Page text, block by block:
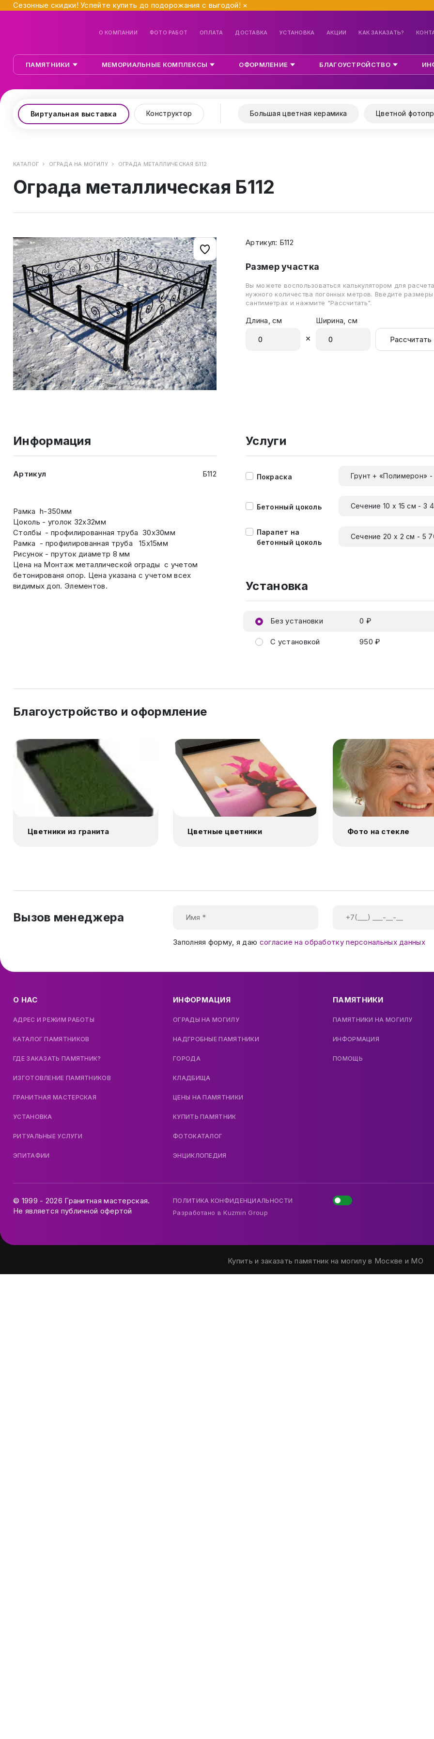
Сезонные скидки! Успейте купить до подорожания с выгодой! ×
О КОМПАНИИ ФОТО РАБОТ ОПЛАТА ДОСТАВКА УСТАНОВКА АКЦИИ КАК ЗАКАЗАТЬ?
ПАМЯТНИКИ МЕМОРИАЛЬНЫЕ КОМПЛЕКСЫ ОФОРМЛЕНИЕ БЛАГОУСТРОЙСТВО
Виртуальная выставка Конструктор Большая цветная керамика Цветной
КАТАЛОГ ОГРАДА НА МОГИЛУ ОГРАДА МЕТАЛЛИЧЕСКАЯ Б112
Ограда металлическая Б112
Артикул: Б112
Размер участка
Вы можете воспользоваться калькулятором для расчета
нужного количества погонных метров. Введите
сантиметрах и нажмите "Рассчитать".
Длина, см
×
Ширина, см
Рассчитать
Информация
Артикул Б112
Рамка h-350мм
Цоколь - уголок 32х32мм
Столбы - профилированная труба 30х30мм
Рамка - профилированная труба 15х15мм
Рисунок - пруток диаметр 8 мм
Цена на Монтаж металлической ограды с учетом
бетонированя опор. Цена указана с учетом всех
видимых доп. Элементов.
Услуги
Покраска Грунт + «Полимерон»
Бетонный цоколь Сечение 10 х 15 см - 3
Парапет на
бетонный цоколь
Сечение 20 х 2 см - 5
Установка
Без установки 0 ₽
С установкой 950 ₽
Благоустройство и оформление
Цветники из гранита Цветные цветники Фото на стекле
Вызов менеджера
Заполняя форму, я даю согласие на обработку персональных данных
О НАС
АДРЕС И РЕЖИМ РАБОТЫ
КАТАЛОГ ПАМЯТНИКОВ
ГДЕ ЗАКАЗАТЬ ПАМЯТНИК?
ИЗГОТОВЛЕНИЕ ПАМЯТНИКОВ
ГРАНИТНАЯ МАСТЕРСКАЯ
УСТАНОВКА
РИТУАЛЬНЫЕ УСЛУГИ
ЭПИТАФИИ
ИНФОРМАЦИЯ
ОГРАДЫ НА МОГИЛУ
НАДГРОБНЫЕ ПАМЯТНИКИ
ГОРОДА
КЛАДБИЩА
ЦЕНЫ НА ПАМЯТНИКИ
КУПИТЬ ПАМЯТНИК
ФОТОКАТАЛОГ
ЭНЦИКЛОПЕДИЯ
ПАМЯТНИКИ
ПАМЯТНИКИ НА МОГИЛУ
ИНФОРМАЦИЯ
ПОМОЩЬ
© 1999 - 2026 Гранитная мастерская.
Не является публичной офертой
ПОЛИТИКА КОНФИДЕНЦИАЛЬНОСТИ
Разработано вKuzmin Group
Купить и заказать памятник на могилу в Москве и МО